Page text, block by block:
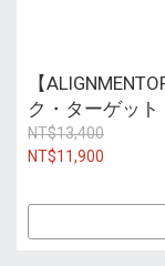
【
ク・ターゲット
NT$13,400
NT$11,900